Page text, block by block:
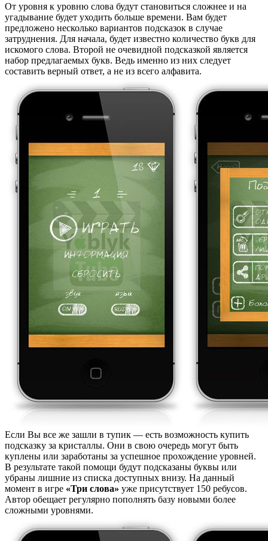
От уровня к уровню слова будут становиться сложнее и на
угадывание будет уходить больше времени. Вам будет
предложено несколько вариантов подсказок в случае
затруднения. Для начала, будет известно количество букв для
искомого слова. Второй не очевидной подсказкой является
набор предлагаемых букв. Ведь именно из них следует
составить верный ответ, а не из всего алфавита.
Если Вы все же зашли в тупик — есть возможность купить
подсказку за кристаллы. Они в свою очередь могут быть
куплены или заработаны за успешное прохождение уровней.
В результате такой помощи будут подсказаны буквы или
убраны лишние из списка доступных внизу. На данный
момент в игре «Три слова» уже присутствует 150 ребусов.
Автор обещает регулярно пополнять базу новыми более
сложными уровнями.